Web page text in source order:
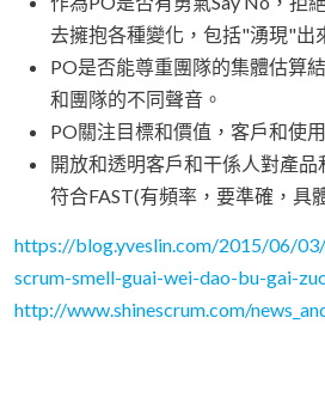
去擁抱各種變化，包括"湧現"出
PO是否能尊重團隊的集體估算
和團隊的不同聲音。
PO關注目標和價值，客戶和使
開放和透明客戶和干係人對產
符合FAST(有頻率，要準確，具
https://blog.yveslin.com/2015/06/
scrum-smell-guai-wei-dao-bu-gai-
http://www.shinescrum.com/